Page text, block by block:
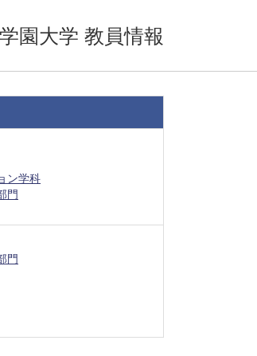
園大学 教員情報
ン学科
門
門